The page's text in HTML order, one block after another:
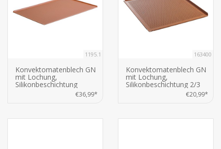
1195.1
Konvektomatenblech GN
mit Lochung,
Silikonbeschichtung
Bäckernorm, 60x40x1cm
€36,99*
163400
Konvektomatenblech GN
mit Lochung,
Silikonbeschichtung 2/3
GN, 35,4x32,5x1cm€20,99*